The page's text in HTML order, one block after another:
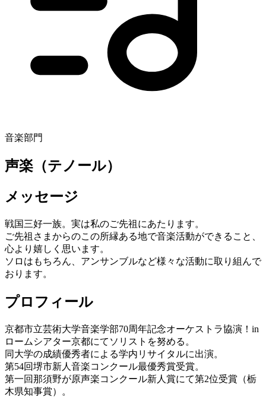
音楽部門
声楽（テノール）
メッセージ
戦国三好一族。実は私のご先祖にあたります。
ご先祖さまからのこの所縁ある地で音楽活動ができること、
心より嬉しく思います。
ソロはもちろん、アンサンブルなど様々な活動に取り組んで
おります。
プロフィール
京都市立芸術大学音楽学部70周年記念オーケストラ協演！in
ロームシアター京都にてソリストを努める。
同大学の成績優秀者による学内リサイタルに出演。
第54回堺市新人音楽コンクール最優秀賞受賞。
第一回那須野が原声楽コンクール新人賞にて第2位受賞（栃
木県知事賞）。